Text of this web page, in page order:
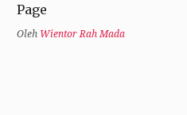
Page
Oleh Wientor Rah Mada